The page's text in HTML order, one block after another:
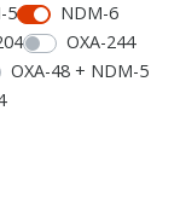
5
NDM-6
OXA-244
OXA-48 + NDM-5